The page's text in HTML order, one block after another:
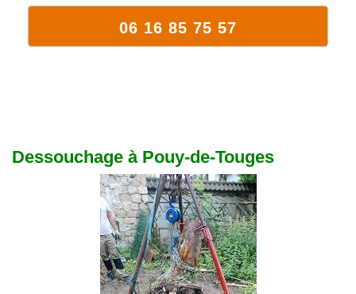
06 16 85 75 57
Dessouchage à Pouy-de-Touges